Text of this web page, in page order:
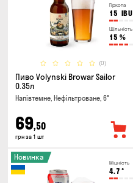
Гіркота
15 IBU
Щільність
15 %
(0)
Пиво Volynski Browar Sailor
0.35л
Напівтемне, Нефільтроване, 6°
69,50
грн за 1 шт
Міцність
4.7 °
Новинка